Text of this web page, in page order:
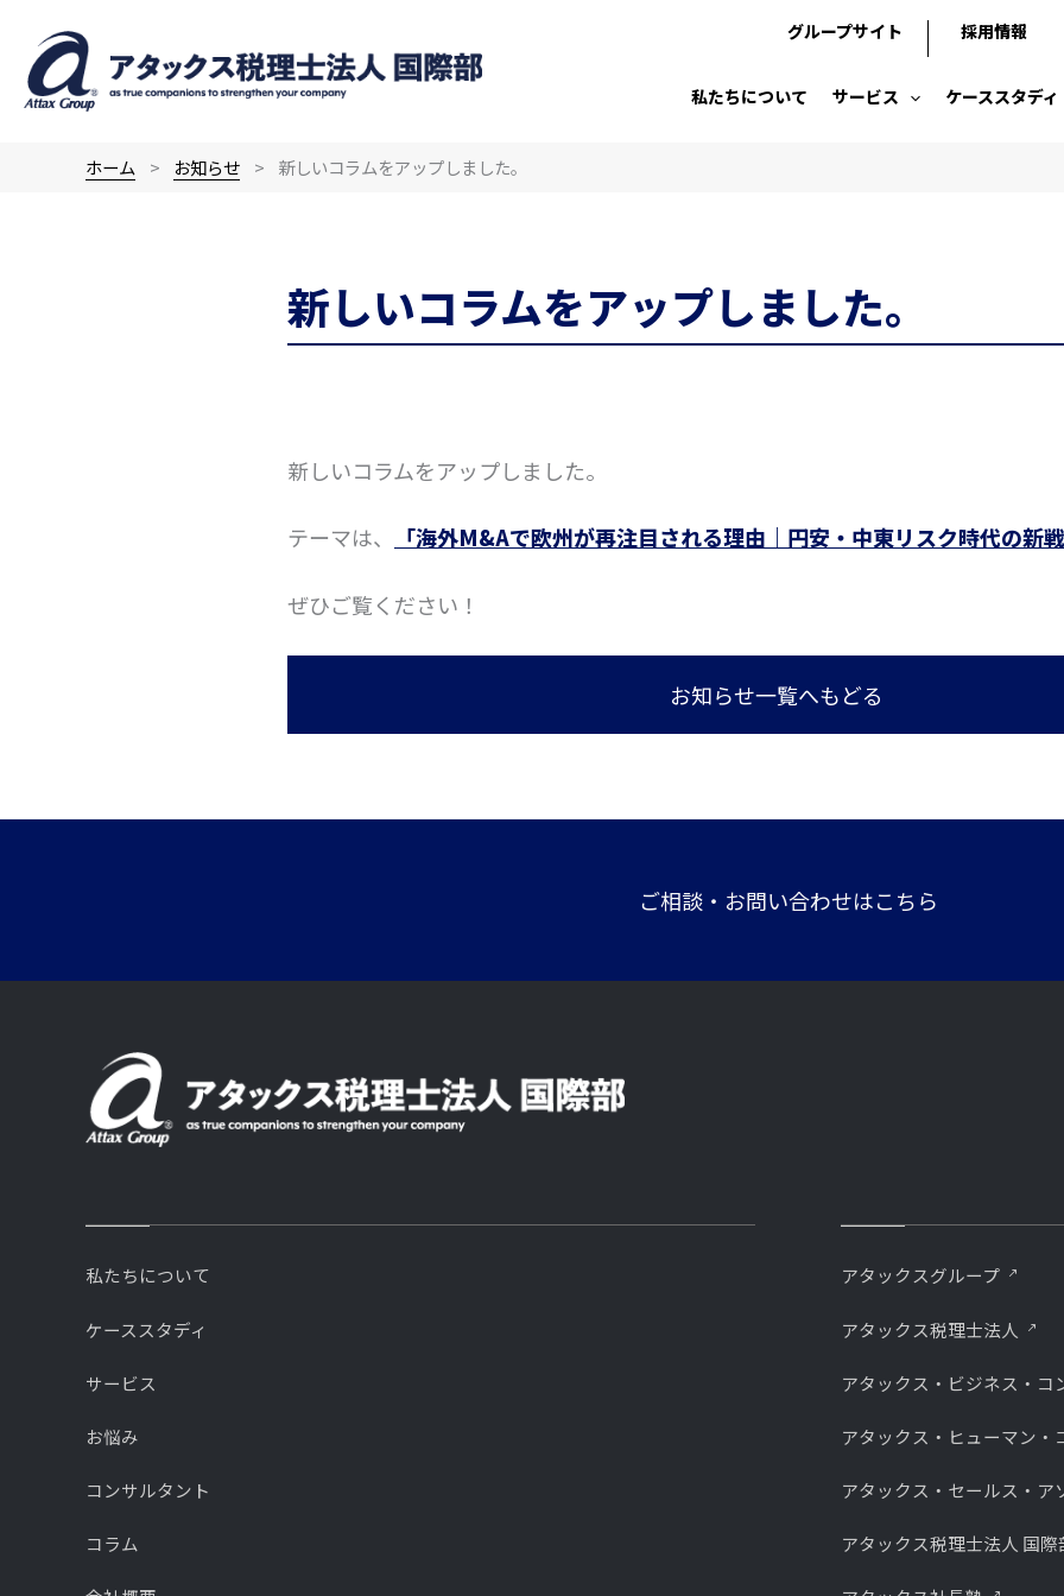
グループサイト 採用情報
私たちについて サービス ケーススタディ
ホーム お知らせ 新しいコラムをアップしました。
新しいコラムをアップしました。
新しいコラムをアップしました。
テーマは、 「海外M&Aで欧州が再注目される理由｜円安・中東リスク時代の新
ぜひご覧ください！
お知らせ一覧へもどる
ご相談・お問い合わせはこちら
私たちについて
ケーススタディ
サービス
お悩み
コンサルタント
コラム
アタックスグループ
アタックス税理士法人
アタックス・ビジネス・コ
アタックス・ヒューマン・
アタックス・セールス・ア
アタックス税理士法人 国際